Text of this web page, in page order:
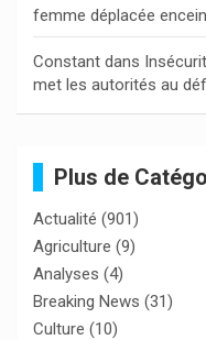
femme déplacée
Constant dans
met les autorités au
Plus de
Actualité (901)
Agriculture (9)
Analyses (4)
Breaking News (31)
Culture (10)